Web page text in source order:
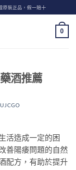
原裝正品，假一賠十
0
酒推薦
活造成一定的困
善陽痿問題的自然
配方，有助於提升